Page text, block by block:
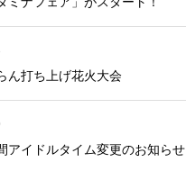
ん打ち上げ花火大会
アイドルタイム変更のお知らせ